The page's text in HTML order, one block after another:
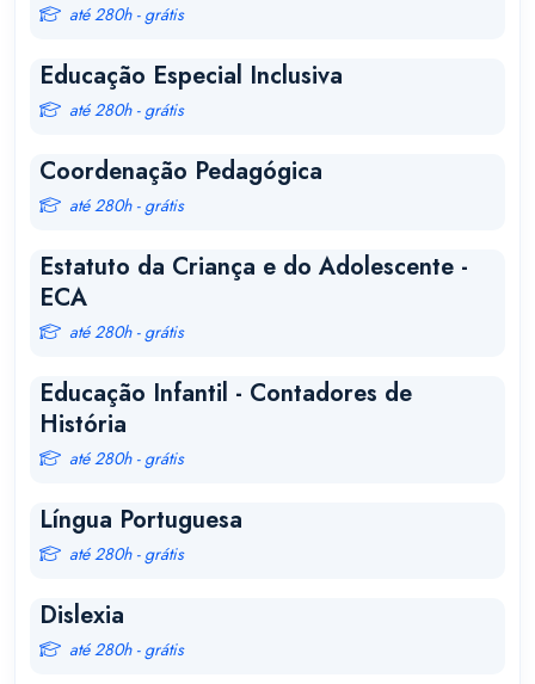
até 280h - grátis
Educação Especial Inclusiva
até 280h - grátis
Coordenação Pedagógica
até 280h - grátis
Estatuto da Criança e do Adolescente -
ECA
até 280h - grátis
Educação Infantil - Contadores de
História
até 280h - grátis
Língua Portuguesa
até 280h - grátis
Dislexia
até 280h - grátis